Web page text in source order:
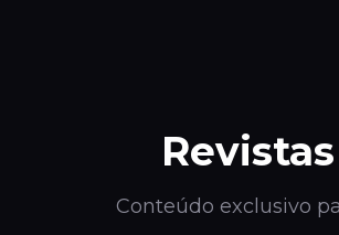
Revistas
Conteúdo exclusivo